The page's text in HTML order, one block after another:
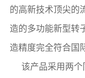
的高新技术顶尖的
造的多功能新型转
造精度完全符合国
该产品采用两